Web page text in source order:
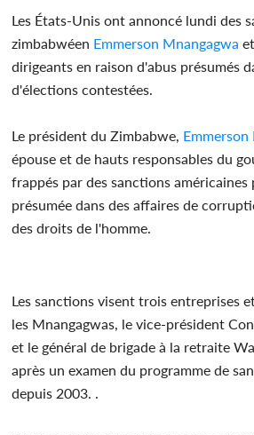
Les États-Unis ont annoncé lundi des
zimbabwéen Emmerson Mnangagwa
dirigeants en raison d'abus présumés
d'élections contestées.
Le président du Zimbabwe, Emmerson
épouse et de hauts responsables du
frappés par des sanctions
présumée dans des affaires de
des droits de l'homme.
Les sanctions visent trois entreprises
les Mnangagwas, le vice-président
et le général de brigade à la retraite
après un examen du programme de
depuis 2003. .